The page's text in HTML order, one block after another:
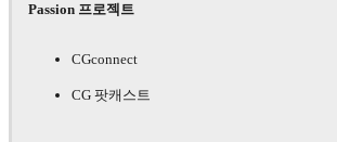
Passion 프로젝트
CGconnect
CG 팟캐스트